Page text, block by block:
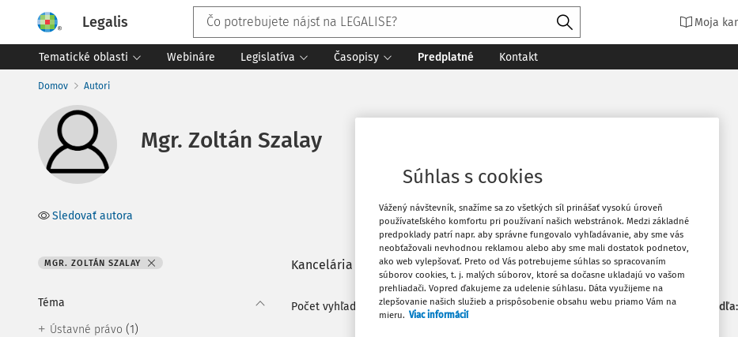
Legalis Moja
Tematické oblasti Webináre Legislatíva Časopisy Predplatné Kontakt
Domov Autori
Mgr. Zoltán Szalay
Sledovať autora
MGR. ZOLTÁN SZALAY
Téma
Ústavné právo (1)
Kancelária Najvyššieho súdu Slovenskej republiky
Počet vyhľadaných dokumentov: 1 Zoradiť podľa:
Súhlas s cookies
Vážený návštevník, snažíme sa zo všetkých síl prinášať vysokú úroveň
používateľského komfortu pri používaní našich webstránok. Medzi základné
predpoklady patrí napr. aby správne fungovalo vyhľadávanie, aby sme vás
neobťažovali nevhodnou reklamou alebo aby sme mali dostatok podnetov,
ako web vylepšovať. Preto od Vás potrebujeme súhlas so spracovaním
súborov cookies, t. j. malých súborov, ktoré sa dočasne ukladajú vo vašom
prehliadači. Vopred ďakujeme za udelenie súhlasu. Dáta využijeme na
zlepšovanie našich služieb a prispôsobenie obsahu webu priamo Vám na
mieru. Viac informácií